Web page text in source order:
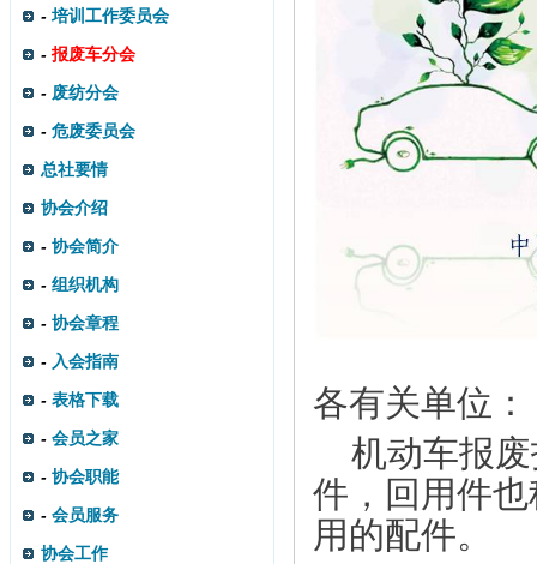
-培训工作委员会
- 报废车分会
- 废纺分会
- 危废委员会
总社要情
协会介绍
- 协会简介
- 组织机构
- 协会章程
- 入会指南
- 表格下载
- 会员之家
- 协会职能
- 会员服务
协会工作
各有关单位：
机动车报
件，回用件
用的配件。